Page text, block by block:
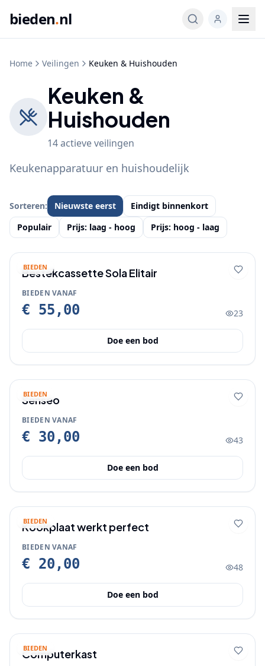
bieden.nl
Home Veilingen Keuken & Huishouden
Keuken &
Huishouden
14actieveveilingen
Keukenapparatuur en huishoudelijk
Sorteren: Nieuwste eerst
Eindigt binnenkort
Populair
Prijs: laag - hoog Prijs: hoog - laag
BIEDEN
Bestekcassette Sola Elitair
BIEDEN VANAF
€ 55,00 23
Doe een bod
BIEDEN
Senseo
BIEDEN VANAF
€ 30,00 43
Doe een bod
BIEDEN
Kookplaat werkt perfect
BIEDEN VANAF
€ 20,00 48
Doe een bod
BIEDEN
Computerkast